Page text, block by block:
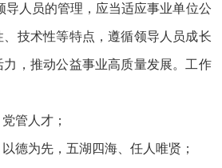
导人员的管理，应当适应事业单位公
技术性等特点，遵循领导人员成长
，推动公益事业高质量发展。工作
管人才；
以德为先，五湖四海、任人唯贤；